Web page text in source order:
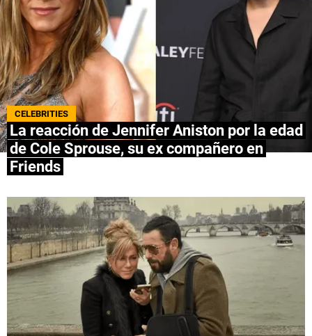
Términos y Condiciones
Políticas de Privacidad
Política Editorial
Ad Choices
Bolavip, al igual que Futbol Sites, es una
compañía perteneciente a Better Collective.
Todos los derechos reservados.
CELEBRITIES
La reacción de Jennifer Aniston por la edad
de Cole Sprouse, su ex compañero en
Friends